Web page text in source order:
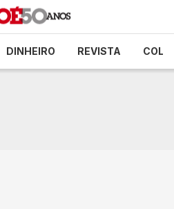
DINHEIRO REVISTA